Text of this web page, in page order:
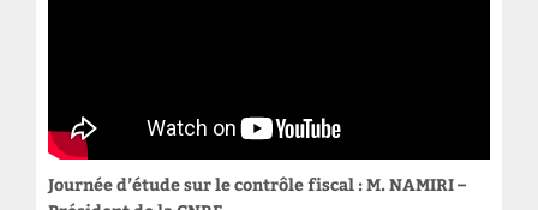
Journée d’étude sur le contrôle fiscal : M. NAMIRI –